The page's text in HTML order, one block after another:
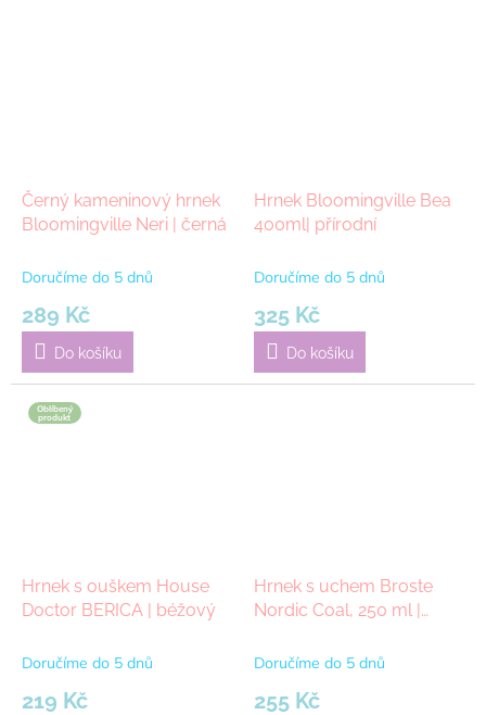
Černý kameninový hrnek
Bloomingville Neri | černá
Doručíme do 5 dnů
289 Kč
Do košíku
Hrnek Bloomingville Bea
400ml| přírodní
Doručíme do 5 dnů
325 Kč
Do košíku
Oblíbený
produkt
Hrnek s ouškem House
Doctor BERICA | béžový
Doručíme do 5 dnů
219 Kč
Hrnek s uchem Broste
Nordic Coal, 250 ml |
Doručíme do 5 dnů
255 Kč